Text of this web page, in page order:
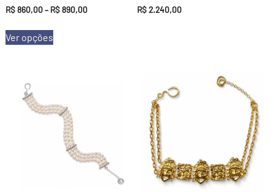
R$860,00– R$890,00
Ver opções
R$2.240,00